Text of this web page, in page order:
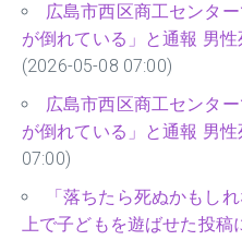
広島市西区商工センタ
が倒れている」と通報 男
(2026-05-08 07:00)
広島市西区商工センタ
が倒れている」と通報 男性
07:00)
「落ちたら死ぬかもし
上で子どもを遊ばせた投稿